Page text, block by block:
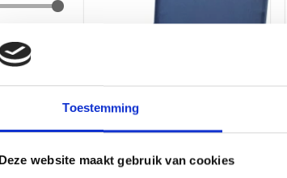
Toestemming
Deze website maakt gebruik van cookies